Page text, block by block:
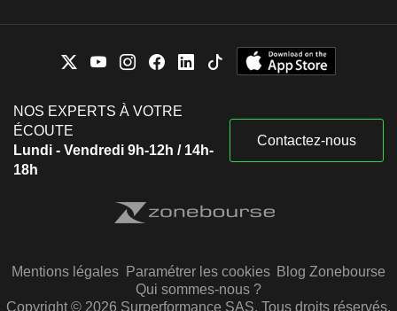
NOS EXPERTS À VOTRE
ÉCOUTE
Lundi - Vendredi 9h-12h / 14h-
18h
Contactez-nous
Mentions légales Paramétrer les cookies Blog Zonebourse
Qui sommes-nous ?
Copyright © 2026 Surperformance SAS. Tous droits réservés.